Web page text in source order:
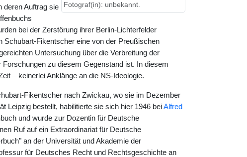
Fotograf(in): unbekannt.
deren Auftrag sie
bei der Zerstörung ihrer Berlin-Lichterfelder
Schubart-Fikentscher eine von der Preußischen
Untersuchung über die Verbreitung der
zu diesem Gegenstand ist. In diesem
– keinerlei Anklänge an die NS-Ideologie.
Fikentscher nach Zwickau, wo sie im Dezember
Leipzig bestellt, habilitierte sie sich hier 1946 beiAlfred
und wurde zur Dozentin für Deutsche
Ruf auf ein Extraordinariat für Deutsche
an der Universität und Akademie der
für Deutsches Recht und Rechtsgeschichte an